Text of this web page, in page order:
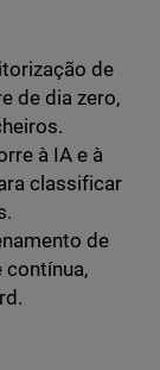
de
de dia zero,
à IA e à
classificar
de
contínua,